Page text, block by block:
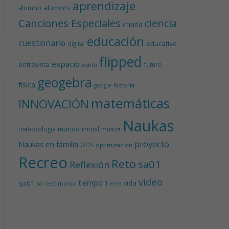
alumno alumnos aprendizaje
Canciones Especiales charla ciencia
cuestionario digital educación educativo
entrevista espacio estilo flipped futuro
física geogebra google historia
INNOVACIÓN matemáticas
metodología mundo móvil música Naukas
Naukas en familia ODS optimización proyecto
Recreo Reflexión Reto sa01
sjc01 sol testimonio tiempo Tierra vida video